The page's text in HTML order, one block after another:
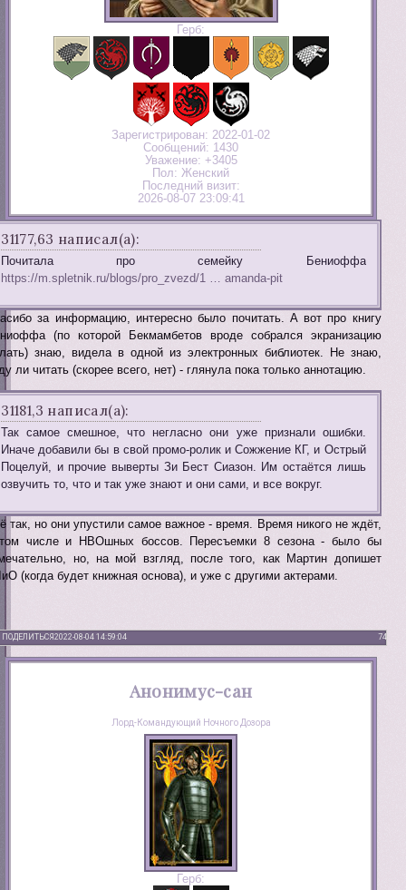
Герб:
Зарегистрирован: 2022-01-02
Сообщений: 1430
Уважение: +3405
Пол: Женский
Последний визит:
2026-08-07 23:09:41
31177,63 написал(а):
Почитала про семейку Бениоффа
https://m.spletnik.ru/blogs/pro_zvezd/1 … amanda-pit
за информацию, интересно было почитать. А вот про книгу
(по которой Бекмамбетов вроде собрался экранизацию
знаю, видела в одной из электронных библиотек. Не знаю,
ли читать (скорее всего, нет) - глянула пока только аннотацию.
31181,3 написал(а):
Так самое смешное, что негласно они уже признали ошибки.
Иначе добавили бы в свой промо-ролик и Сожжение КГ, и Острый
Поцелуй, и прочие выверты Зи Бест Сиазон. Им остаётся лишь
озвучить то, что и так уже знают и они сами, и все вокруг.
так, но они упустили самое важное - время. Время никого не ждёт,
числе и НВОшных боссов. Пересъемки 8 сезона - было бы
но, на мой взгляд, после того, как Мартин допишет
(когда будет книжная основа), и уже с другими актерами.
ПОДЕЛИТЬСЯ 74
2022-08-04 14:59:04
Анонимус-сан
Лорд-Командующий Ночного Дозора
Герб: